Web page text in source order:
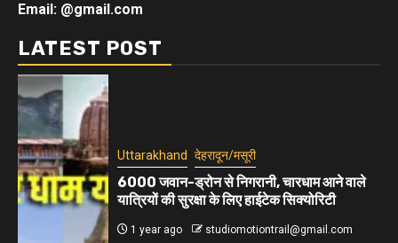
Email: @gmail.com
LATEST POST
Uttarakhand देहरादून/मसूरी
6000 जवान-ड्रोन से निगरानी, चारधाम आने वाले
यात्रियों की सुरक्षा के लिए हाईटेक सिक्योरिटी
1 year ago studiomotiontrail@gmail.com